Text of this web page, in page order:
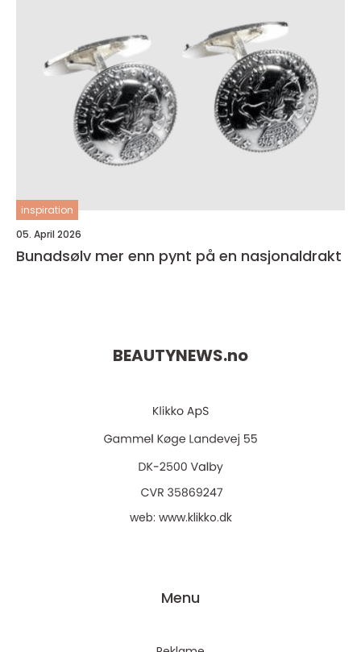
inspiration
05. April 2026
Bunadsølv mer enn pynt på en nasjonaldrakt
BEAUTYNEWS.no
web: www.klikko.dk
Menu